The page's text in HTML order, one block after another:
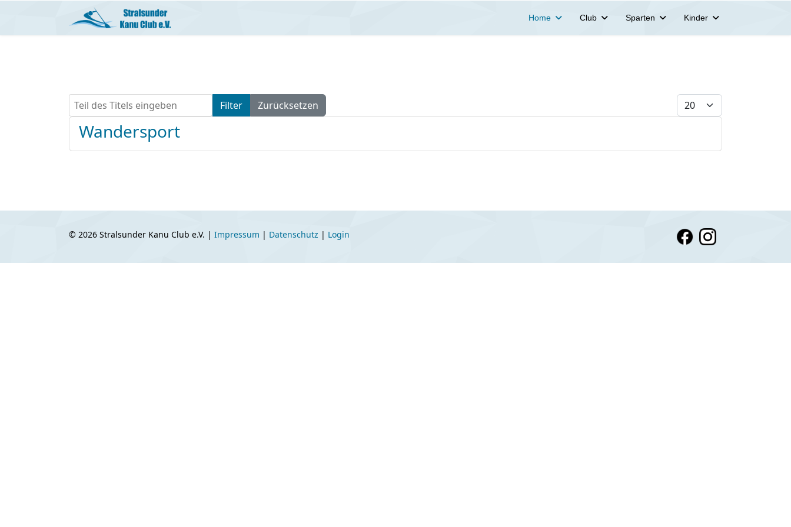
Home Club Sparten Kinder
Teil des Titels eingeben Filter Zurücksetzen Anzeige #
Wandersport
© 2026 Stralsunder Kanu Club e.V. | Impressum | Datenschutz | Login